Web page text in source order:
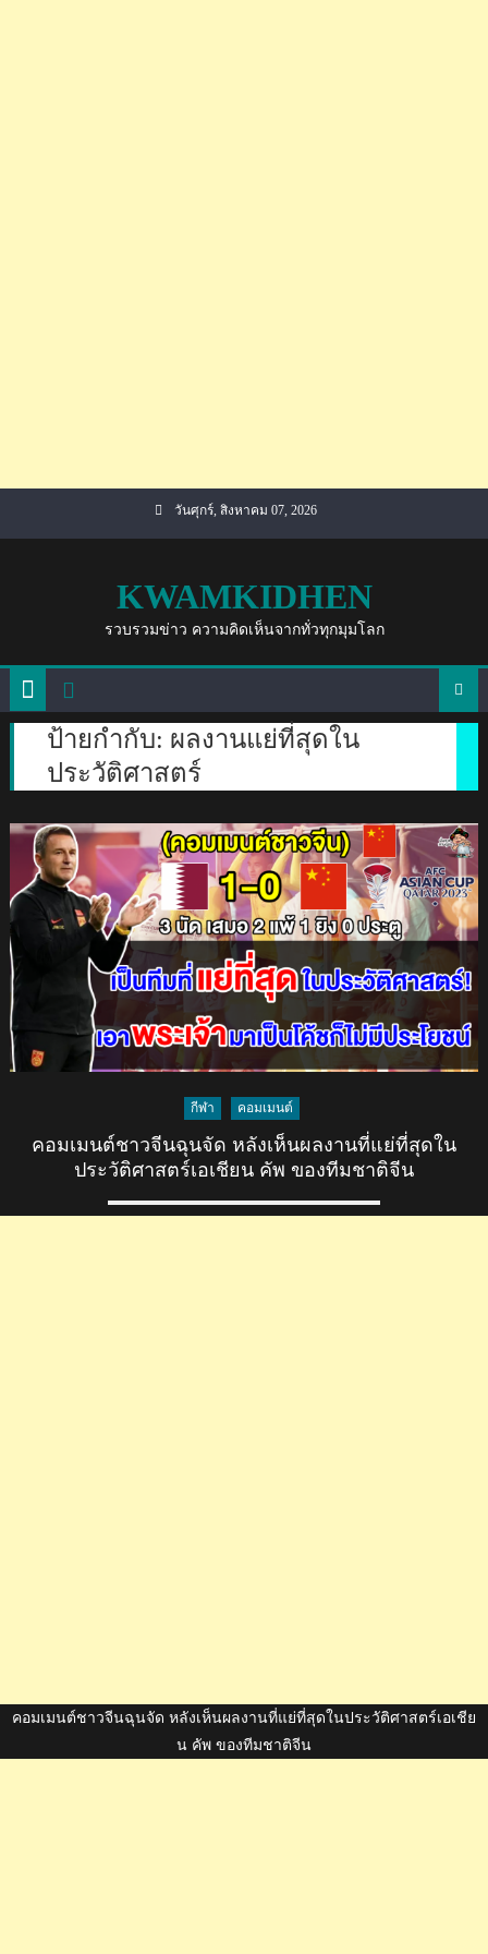
วันศุกร์, สิงหาคม 07, 2026
KWAMKIDHEN
รวบรวมข่าว ความคิดเห็นจากทั่วทุกมุมโลก
ป้ายกำกับ: ผลงานแย่ที่สุดใน
ประวัติศาสตร์
กีฬา คอมเมนต์
คอมเมนต์ชาวจีนฉุนจัด หลังเห็นผลงานที่แย่ที่สุดใน
ประวัติศาสตร์เอเชียน คัพ ของทีมชาติจีน
คอมเมนต์ชาวจีนฉุนจัด หลังเห็นผลงานที่แย่ที่สุดในประวัติศาสตร์เอเชีย
น คัพ ของทีมชาติจีน